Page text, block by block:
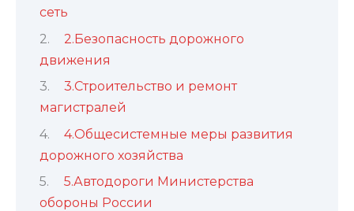
сеть
2.Безопасность дорожного
движения
3.Строительство и ремонт
магистралей
4.Общесистемные меры развития
дорожного хозяйства
5.Автодороги Министерства
обороны России